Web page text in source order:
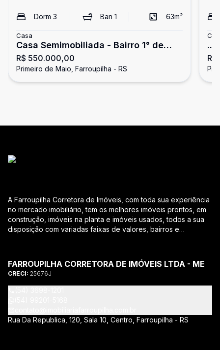
Dorm 3 Ban 1 63m²
Casa
Casa Semimobiliada - Bairro 1° de
Maio
R$ 550.000,00
Primeiro de Maio, Farroupilha - RS
...
A Farroupilha Corretora de Imóveis, com toda sua experiência
no mercado imobiliário, tem os melhores imóveis prontos, em
construção, imóveis na planta e imóveis usados, todos a sua
disposição com variadas faixas de valores, bairros e
ao CRECI-RS – estarão sempre prontos para responder-lhe
todas as suas dúvidas sobre casas, apartamentos, terrenos,
salas comerciais e outros produtos imobiliários. Quais
vantagens que a Farroupilha Corretora de Imóveis lhe
financiamento bancário para aquisição do imóvel através de
FARROUPILHA CORRETORA DE IMÓVEIS LTDA - ME
CRECI: 25676J
Rua Da Republica, 120, Sala 10, Centro, Farroupilha - RS